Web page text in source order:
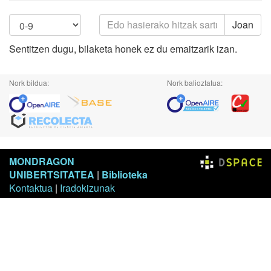
Joan
Sentitzen dugu, bilaketa honek ez du emaitzarik izan.
Nork bildua: Nork balioztatua:
MONDRAGON
UNIBERTSITATEA | Biblioteka
Kontaktua | Iradokizunak